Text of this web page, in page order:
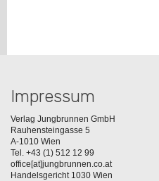
Impressum
Verlag Jungbrunnen GmbH
Rauhensteingasse 5
A-1010 Wien
Tel. +43 (1) 512 12 99
office[at]jungbrunnen.co.at
Handelsgericht 1030 Wien